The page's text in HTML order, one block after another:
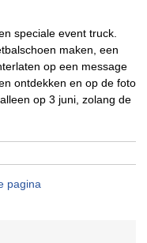
speciale event truck.
maken, een
op een message
ontdekken en op de foto
op 3 juni, zolang de
pagina